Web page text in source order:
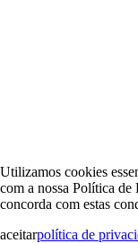
Utilizamos cookies
com a nossa Política
concorda com estas
aceitarpolítica de